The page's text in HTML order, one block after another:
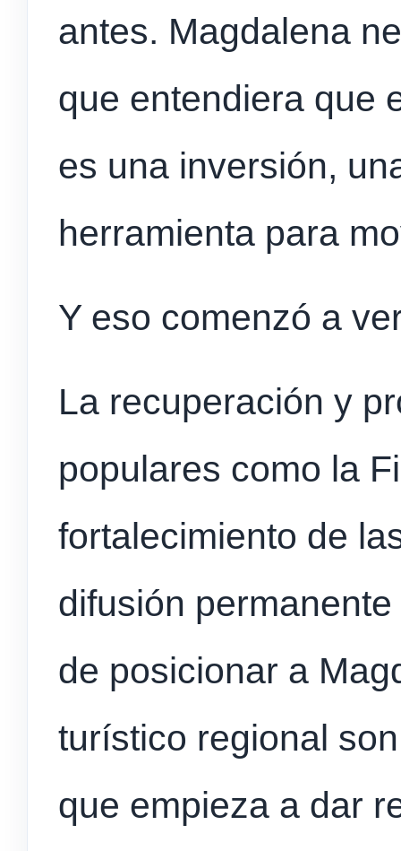
antes. Magdalena
que entendiera que
es una inversión,
herramienta para
Y eso comenzó a
La recuperación y
populares como la
fortalecimiento de
difusión
de posicionar a
turístico regional
que empieza a dar